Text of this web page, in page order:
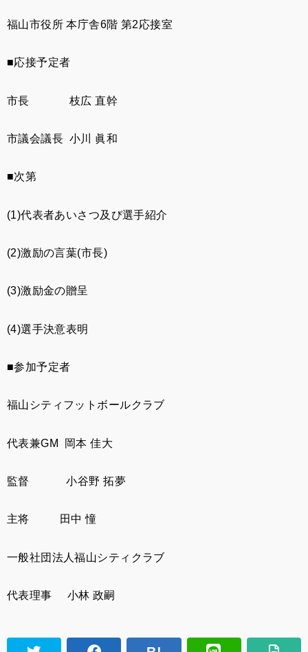
福山市役所 本庁舎6階 第2応接室
■応接予定者
市長 枝広 直幹
市議会議長 小川 眞和
■次第
(1)代表者あいさつ及び選手紹介
(2)激励の言葉(市長)
(3)激励金の贈呈
(4)選手決意表明
■参加予定者
福山シティフットボールクラブ
代表兼GM 岡本 佳大
監督 小谷野 拓夢
主将 田中 憧
一般社団法人福山シティクラブ
代表理事 小林 政嗣